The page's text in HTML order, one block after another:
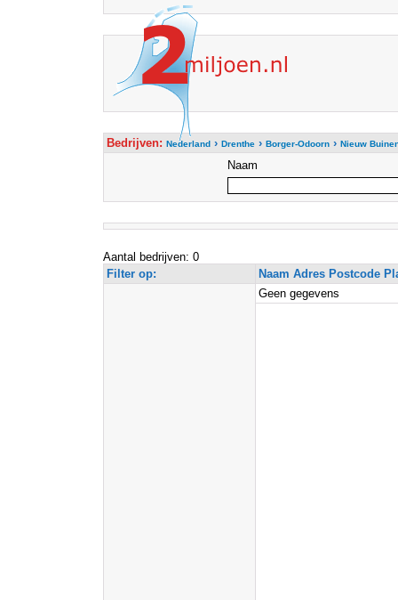
Bedrijven: Nederland› Drenthe› Borger-Odoorn› Nieuw
Naam
Aantal bedrijven: 0
Filter op:
Naam Adres Postcode
Geen gegevens